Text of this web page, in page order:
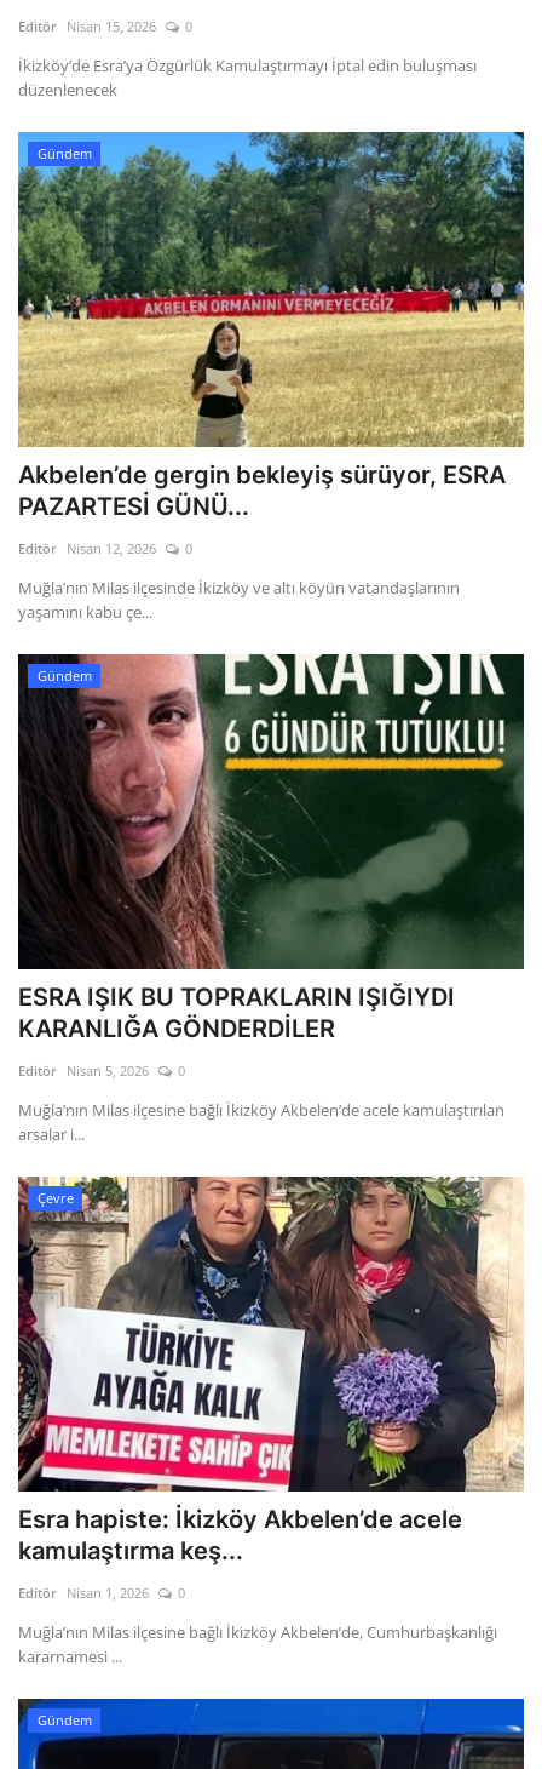
Sağlık
Ekonomi
Gündem
Dünya
Editör Nisan 15, 2026 0
İkizköy’de Esra’ya Özgürlük Kamulaştırmayı İptal edin buluşması
düzenlenecek
Gündem
Akbelen’de gergin bekleyiş sürüyor, ESRA
PAZARTESİ GÜNÜ...
Editör Nisan 12, 2026 0
Muğla’nın Milas ilçesinde İkizköy ve altı köyün vatandaşlarının
yaşamını kabu çe...
Gündem
ESRA IŞIK BU TOPRAKLARIN IŞIĞIYDI
KARANLIĞA GÖNDERDİLER
Editör Nisan 5, 2026 0
Muğla’nın Milas ilçesine bağlı İkizköy Akbelen’de acele kamulaştırılan
arsalar i...
Çevre
Esra hapiste: İkizköy Akbelen’de acele
kamulaştırma keş...
Editör Nisan 1, 2026 0
Muğla’nın Milas ilçesine bağlı İkizköy Akbelen’de, Cumhurbaşkanlığı
kararnamesi ...
Gündem